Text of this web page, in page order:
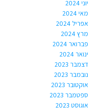
יוני 2024
מאי 2024
אפריל 2024
מרץ 2024
פברואר 2024
ינואר 2024
דצמבר 2023
נובמבר 2023
אוקטובר 2023
ספטמבר 2023
אוגוסט 2023